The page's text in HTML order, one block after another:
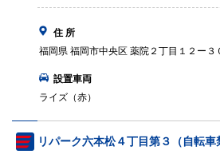
住 所
福岡県 福岡市中央区 薬院２丁目１２ー３
設置車両
ライズ（赤）
リパーク六本松４丁目第３（自転車